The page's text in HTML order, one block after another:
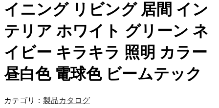
イニング リビング 居間 イン
テリア ホワイト グリーン ネ
イビー キラキラ 照明 カラー
昼白色 電球色 ビームテック
カテゴリ： 製品カタログ